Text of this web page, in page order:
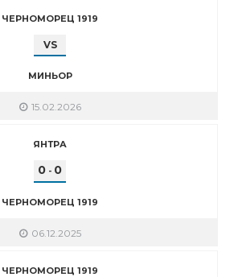
ЧЕРНОМОРЕЦ 1919
VS
МИНЬОР
15.02.2026
ЯНТРА
0 - 0
ЧЕРНОМОРЕЦ 1919
06.12.2025
ЧЕРНОМОРЕЦ 1919